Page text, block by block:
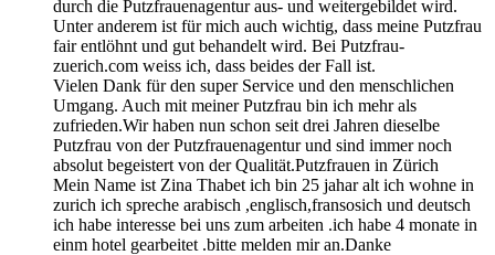
durch die Putzfrauenagentur aus- und weitergebildet wird.
Unter anderem ist für mich auch wichtig, dass meine Putzfrau
fair entlöhnt und gut behandelt wird. Bei Putzfrau-
zuerich.com weiss ich, dass beides der Fall ist.
Vielen Dank für den super Service und den menschlichen
Umgang. Auch mit meiner Putzfrau bin ich mehr als
zufrieden.Wir haben nun schon seit drei Jahren dieselbe
Putzfrau von der Putzfrauenagentur und sind immer noch
absolut begeistert von der Qualität.Putzfrauen in Zürich
Mein Name ist Zina Thabet ich bin 25 jahar alt ich wohne in
zurich ich spreche arabisch ,englisch,fransosich und deutsch
ich habe interesse bei uns zum arbeiten .ich habe 4 monate in
einm hotel gearbeitet .bitte melden mir an.Danke